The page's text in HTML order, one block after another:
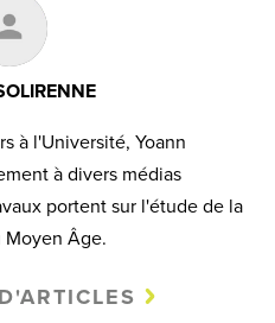
à l'Université, Yoann
à divers médias
portent sur l'étude de la
Moyen Âge.